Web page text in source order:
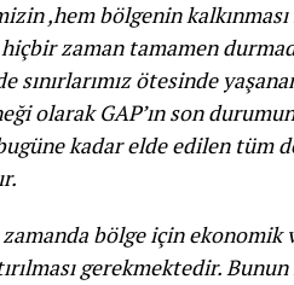
,hem bölgenin
hiçbir zaman tamamen
sınırlarımız ötesinde
olarak GAP’ın son
kadar elde edilen tüm
zamanda bölge için
gerekmektedir.